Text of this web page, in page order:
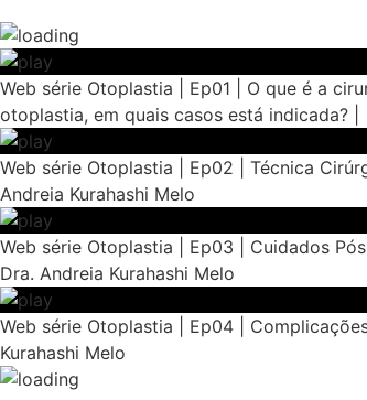
Web série Otoplastia | Ep01 | O que é a
otoplastia, em quais casos está indicada? |
Web série Otoplastia | Ep02 | Técnica
Andreia Kurahashi Melo
Web série Otoplastia | Ep03 | Cuidados
Dra. Andreia Kurahashi Melo
Web série Otoplastia | Ep04 |
Kurahashi Melo